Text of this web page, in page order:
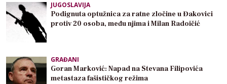
JUGOSLAVIJA
Podignuta optužnica za ratne zločine u Đakovici
protiv 20 osoba, među njima i Milan Radoičić
GRAĐANI
Goran Marković: Napad na Stevana Filipovića
metastaza fašističkog režima